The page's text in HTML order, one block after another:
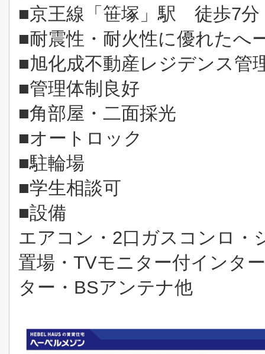
■京王線「笹塚」駅 徒歩7分
■耐震性・耐火性に優れたへ
■旭化成不動産レジデンス管
■管理体制良好
■角部屋・二面採光
■オートロック
■駐輪場
■学生相談可
■設備
エアコン・2口ガスコンロ・
置場・TVモニター付インタ
ター・BSアンテナ他